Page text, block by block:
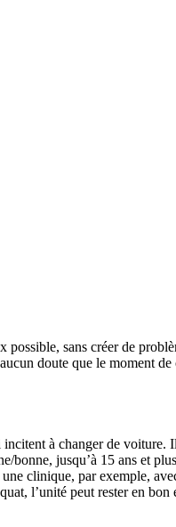
sans créer de
doute que le moment
à changer de voiture.
bonne, jusqu’à 15 ans et
clinique, par exemple,
l’unité peut rester en